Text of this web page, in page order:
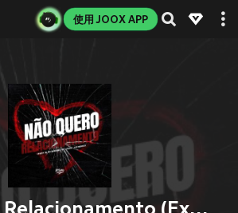
使用 JOOX APP